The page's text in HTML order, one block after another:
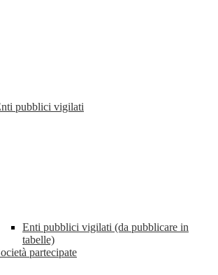
pubblici vigilati
Enti pubblici vigilati (da pubblicare in
tabelle)
partecipate